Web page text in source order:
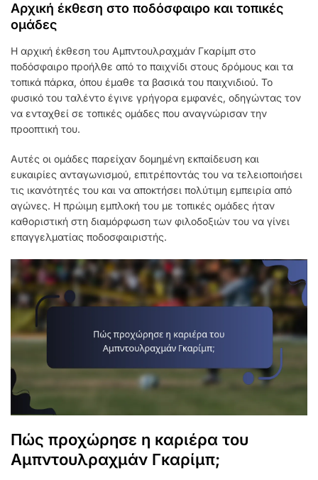
Αρχική έκθεση στο ποδόσφαιρο και τοπικές
ομάδες
Η αρχική έκθεση του Αμπντουλραχμάν Γκαρίμπ στο
ποδόσφαιρο προήλθε από το παιχνίδι στους δρόμους και τα
τοπικά πάρκα, όπου έμαθε τα βασικά του παιχνιδιού. Το
φυσικό του ταλέντο έγινε γρήγορα εμφανές, οδηγώντας τον
να ενταχθεί σε τοπικές ομάδες που αναγνώρισαν την
προοπτική του.
Αυτές οι ομάδες παρείχαν δομημένη εκπαίδευση και
ευκαιρίες ανταγωνισμού, επιτρέποντάς του να τελειοποιήσει
τις ικανότητές του και να αποκτήσει πολύτιμη εμπειρία από
αγώνες. Η πρώιμη εμπλοκή του με τοπικές ομάδες ήταν
καθοριστική στη διαμόρφωση των φιλοδοξιών του να γίνει
επαγγελματίας ποδοσφαιριστής.
Πώς προχώρησε η καριέρα του
Αμπντουλραχμάν Γκαρίμπ;